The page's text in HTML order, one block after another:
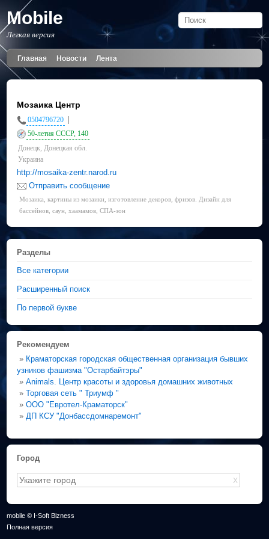
Mobile
Легкая версия
Главная Новости Лента
Мозаика Центр
0504796720
50-летия СССР, 140
Донецк, Донецкая обл.
Украина
http://mosaika-zentr.narod.ru
Отправить сообщение
Мозаика, картины из мозаики, изготовление декоров, фризов. Дизайн для
бассейнов, саун, хаамамов, СПА-зон
Разделы
Все категории
Расширенный поиск
По первой букве
Рекомендуем
» Краматорская городская общественная организация бывших
узников фашизма "Остарбайтэры"
»Animals. Центр красоты и здоровья домашних животных
»Торговая сеть " Триумф "
»ООО "Евротел-Краматорск"
» ДП КСУ "Донбассдомнаремонт"
Город
X
mobile © I-Soft Bizness
Полная версия